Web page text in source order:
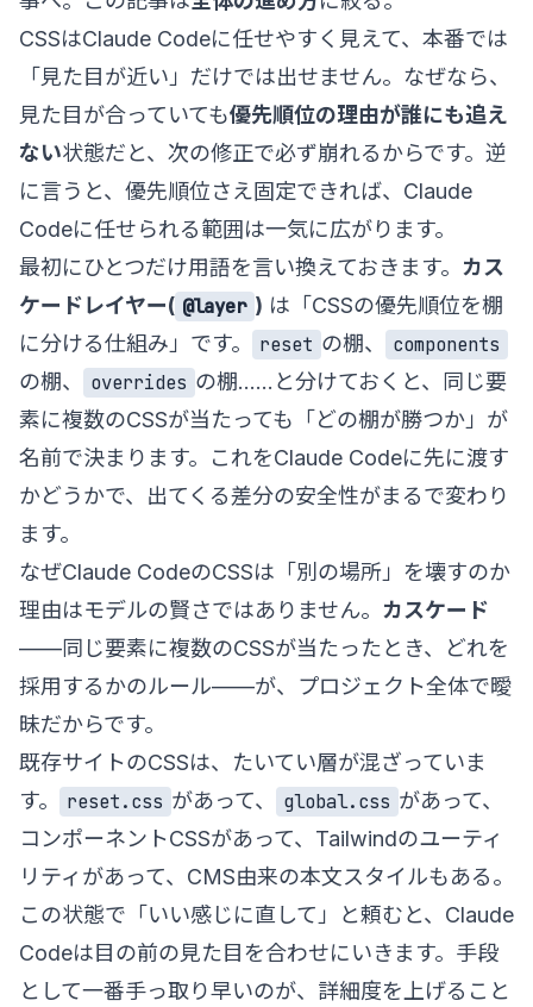
CSSはClaude Codeに任せやすく見えて、本番では
「見た目が近い」だけでは出せません。なぜなら、
見た目が合っていても優先順位の理由が誰にも追え
ない状態だと、次の修正で必ず崩れるからです。逆
に言うと、優先順位さえ固定できれば、Claude
Codeに任せられる範囲は一気に広がります。
最初にひとつだけ用語を言い換えておきます。 カス
ケードレイヤー( @layer ) は「CSSの優先順位を棚
に分ける仕組み」です。
reset の棚、
components
の棚、
overrides の棚……と分けておくと、同じ要
素に複数のCSSが当たっても「どの棚が勝つか」が
名前で決まります。これをClaude Codeに先に渡す
かどうかで、出てくる差分の安全性がまるで変わり
ます。
なぜClaude CodeのCSSは「別の場所」を壊すのか
理由はモデルの賢さではありません。 カスケード
——同じ要素に複数のCSSが当たったとき、どれを
採用するかのルール——が、プロジェクト全体で曖
昧だからです。
既存サイトのCSSは、たいてい層が混ざっていま
す。
reset.css があって、 global.css があって、
コンポーネントCSSがあって、Tailwindのユーティ
リティがあって、CMS由来の本文スタイルもある。
この状態で「いい感じに直して」と頼むと、Claude
Codeは目の前の見た目を合わせにいきます。手段
として一番手っ取り早いのが、詳細度を上げること